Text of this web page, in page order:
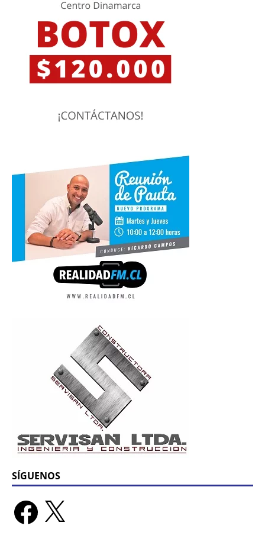
SÍGUENOS